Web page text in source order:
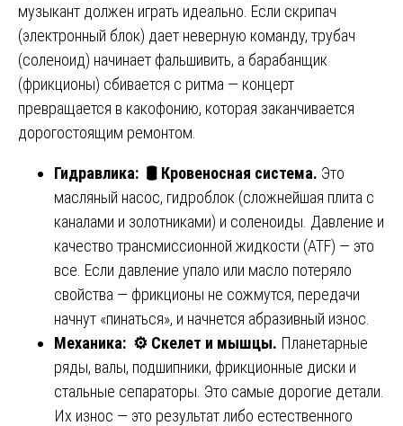
музыкант должен играть идеально. Если скрипач
(электронный блок) дает неверную команду, трубач
(соленоид) начинает фальшивить, а барабанщик
(фрикционы) сбивается с ритма — концерт
превращается в какофонию, которая заканчивается
дорогостоящим ремонтом.
Гидравлика: 🛢 ️ Кровеносная система. Это
масляный насос, гидроблок (сложнейшая плита с
каналами и золотниками) и соленоиды. Давление и
качество трансмиссионной жидкости (ATF) — это
все. Если давление упало или масло потеряло
свойства — фрикционы не сожмутся, передачи
начнут «пинаться», и начнется абразивный износ.
Механика: ⚙️ Скелет и мышцы. Планетарные
ряды, валы, подшипники, фрикционные диски и
стальные сепараторы. Это самые дорогие детали.
Их износ — это результат либо естественного